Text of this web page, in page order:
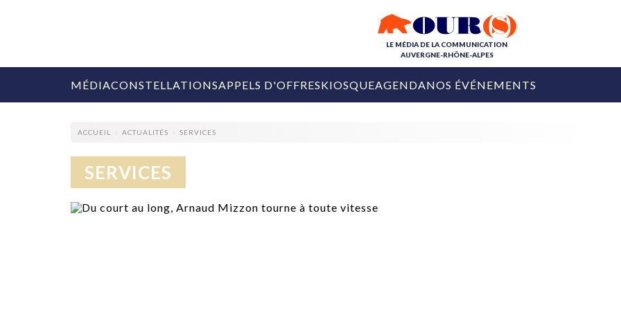
LE MÉDIA DE LA COMMUNICATION
AUVERGNE-RHÔNE-ALPES
MÉDIA
COLLECTIVITÉS
CONSTELLATIONSAPPELS D'OFFRESKIOSQUEAGENDANOS ÉVÉNEMENTS
ACCUEIL ACTUALITÉS SERVICES
SERVICES